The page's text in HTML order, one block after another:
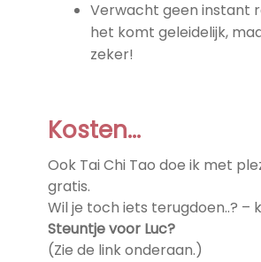
Verwacht geen instant
het komt geleidelijk,
zeker!
Kosten…
Ook Tai Chi Tao doe ik met
gratis.
Wil je toch iets terugdoen..? –
Steuntje voor Luc?
(Zie de link onderaan.)